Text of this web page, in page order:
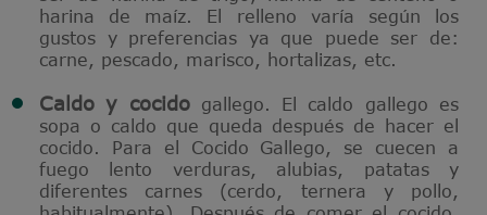
harina de maíz. El relleno varía según los
gustos y preferencias ya que puede ser de:
carne, pescado, marisco, hortalizas, etc.
Caldo y cocido gallego. El caldo gallego es
sopa o caldo que queda después de hacer el
cocido. Para el Cocido Gallego, se cuecen a
fuego lento verduras, alubias, patatas y
diferentes carnes (cerdo, ternera y pollo,